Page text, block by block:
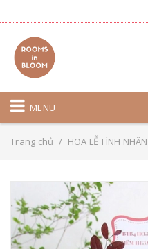
MENU
Trang chủ / HOA LỄ TÌNH NHÂN